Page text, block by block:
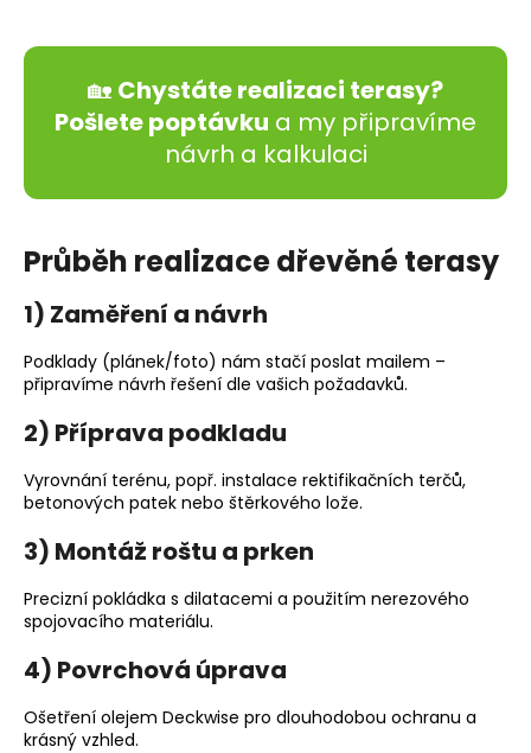
🏡 Chystáte realizaci terasy?
Pošlete poptávku a my připravíme
návrh a kalkulaci
Průběh realizace dřevěné terasy
1) Zaměření a návrh
Podklady (plánek/foto) nám stačí poslat mailem –
připravíme návrh řešení dle vašich požadavků.
2) Příprava podkladu
Vyrovnání terénu, popř. instalace rektifikačních terčů,
betonových patek nebo štěrkového lože.
3) Montáž roštu a prken
Precizní pokládka s dilatacemi a použitím nerezového
spojovacího materiálu.
4) Povrchová úprava
Ošetření olejem Deckwise pro dlouhodobou ochranu a
krásný vzhled.
r
e
e
VRUTY
TURBO
BALENÍ
100KS
Kč